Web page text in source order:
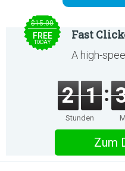
$15.00
FREE
TODAY
Fast
A high-
2 1
Stunden
Zum